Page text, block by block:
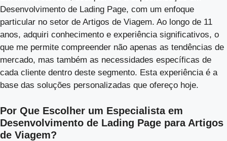
Desenvolvimento de Lading Page, com um enfoque
particular no setor de Artigos de Viagem. Ao longo de 11
anos, adquiri conhecimento e experiência significativos, o
que me permite compreender não apenas as tendências de
mercado, mas também as necessidades específicas de
cada cliente dentro deste segmento. Esta experiência é a
base das soluções personalizadas que ofereço hoje.
Por Que Escolher um Especialista em
Desenvolvimento de Lading Page para Artigos
de Viagem?